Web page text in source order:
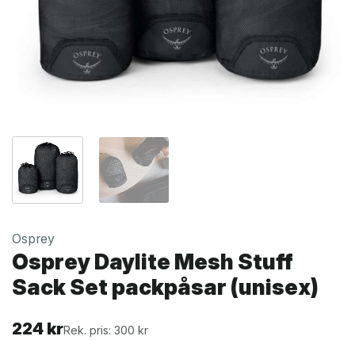
Osprey
Osprey Daylite Mesh Stuff
Sack Set packpåsar (unisex)
224 krRek. pris: 300 kr